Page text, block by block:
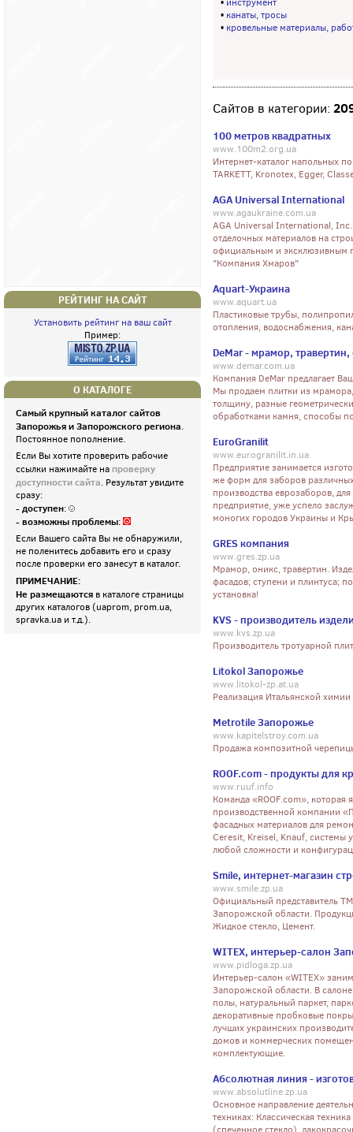
РЕЙТИНГ НА САЙТ
Установить рейтинг на ваш сайт
Пример:
О КАТАЛОГЕ
Самый крупный каталог сайтов
Запорожья и Запорожского региона.
Постоянное пополнение.
Если Вы хотите проверить рабочие
ссылки нажимайте на проверку
доступности сайта. Результат увидите
сразу:
- доступен:
- возможны проблемы:
Если Вашего сайта Вы не обнаружили,
не поленитесь добавить его и сразу
после проверки его занесут в каталог.
ПРИМЕЧАНИЕ:
Не размещаются в каталоге страницы
других каталогов (uaprom, prom.ua,
spravka.ua и т.д.).
• канаты, тросы
• кровельные материалы,
Сайтов в категории:
100 метров квадратных
www.100m2.org.ua
Интернет-каталог напольных
TARKETT, Kronotex, Egger,
AGA Universal International
www.agaukraine.com.ua
AGA Universal International, Inc.
отделочных материалов на
официальным и эксклюзивным
"Компания Хмаров"
Aquart-Украина
www.aquart.ua
Пластиковые трубы,
отопления, водоснабжения,
DeMar - мрамор,
www.demar.com.ua
Компания DeMar предлагает
Мы продаем плитки из
толщину, разные
обработками камня, способы
EuroGranilit
www.eurogranilit.in.ua
Предприятие занимается
же форм для заборов
производства еврозаборов,
предприятие, уже успело
моногих городов Украины и
GRES компания
www.gres.zp.ua
Мрамор, оникс, травертин.
фасадов; ступени и плинтуса;
установка!
KVS - производитель
www.kvs.zp.ua
Производитель тротуарной
Litokol Запорожье
www.litokol-zp.at.ua
Реализация Итальянской
Metrotile Запорожье
www.kapitelstroy.com.ua
Продажа композитной
ROOF.com - продукты для
www.ruuf.info
Команда «ROOF.com», которая
производственной компании
фасадных материалов для
Ceresit, Kreisel, Knauf, системы
любой сложности и
Smile, интернет-магазин
www.smile.zp.ua
Официальный представитель
Запорожской области.
Жидкое стекло, Цемент.
WITEX, интерьер-салон
www.pidloga.zp.ua
Интерьер-салон «WITEX»
Запорожской области. В
полы, натуральный паркет,
декоративные пробковые
лучших украинских
домов и коммерческих
комплектующие.
Абсолютная линия -
www.absolutline.zp.ua
Основное направление
техниках: Классическая